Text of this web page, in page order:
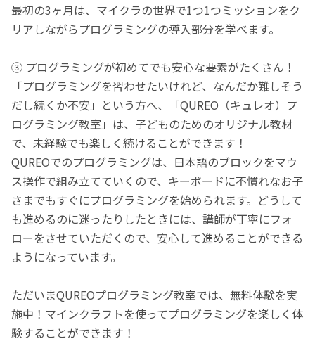
最初の3ヶ月は、マイクラの世界で1つ1つミッションをク
リアしながらプログラミングの導入部分を学べます。
③ プログラミングが初めてでも安心な要素がたくさん！
「プログラミングを習わせたいけれど、なんだか難しそう
だし続くか不安」という方へ、「QUREO（キュレオ）プ
ログラミング教室」は、子どものためのオリジナル教材
で、未経験でも楽しく続けることができます！
QUREOでのプログラミングは、日本語のブロックをマウ
ス操作で組み立てていくので、キーボードに不慣れなお子
さまでもすぐにプログラミングを始められます。どうして
も進めるのに迷ったりしたときには、講師が丁寧にフォ
ローをさせていただくので、安心して進めることができる
ようになっています。
ただいまQUREOプログラミング教室では、無料体験を実
施中！マインクラフトを使ってプログラミングを楽しく体
験することができます！